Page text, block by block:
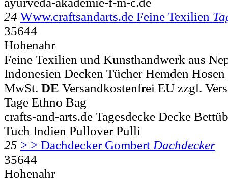
24 Www.craftsandarts.de Feine Texilien
35644
Hohenahr
Feine Texilien und Kunsthandwerk aus
Indonesien Decken Tücher Hemden
MwSt. DE Versandkostenfrei EU zzgl.
Tage Ethno Bag
crafts-and-arts.de Tagesdecke Decke
Tuch Indien Pullover Pulli
25 > > Dachdecker Gombert Dachdecker
35644
Hohenahr